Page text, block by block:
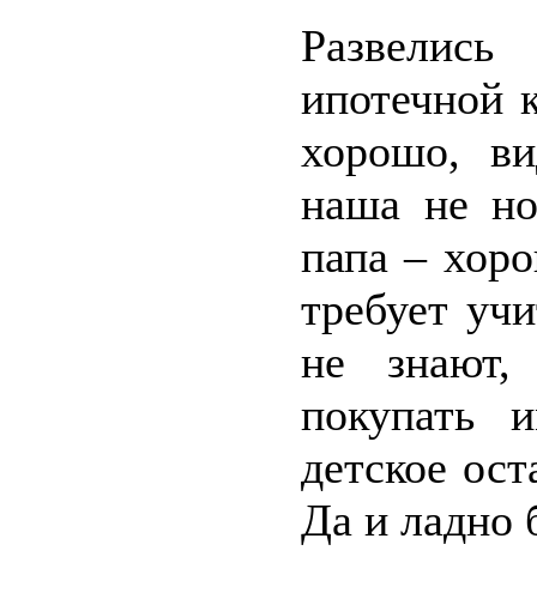
ипотечной
хорошо,
наша не
папа –
требует
не
покупать
детское
Да и ладно